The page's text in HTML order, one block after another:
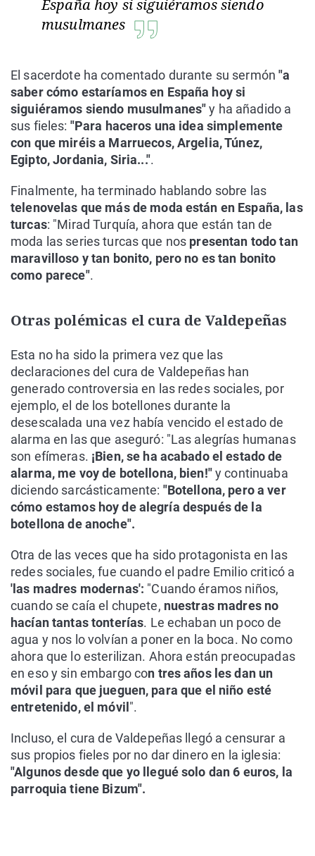
España hoy si siguiéramos siendo
musulmanes
El sacerdote ha comentado durante su sermón "a
saber cómo estaríamos en España hoy si
siguiéramos siendo musulmanes"y ha añadido a
sus fieles: "Para haceros una idea simplemente
con que miréis a Marruecos, Argelia, Túnez,
Egipto, Jordania, Siria...".
Finalmente, ha terminado hablando sobre las
telenovelas que más de moda están en España, las
turcas: "Mirad Turquía, ahora que están tan de
moda las series turcas que nos presentan todo tan
maravilloso y tan bonito, pero no es tan bonito
como parece".
Otras polémicas el cura de Valdepeñas
Esta no ha sido la primera vez que las
declaraciones del cura de Valdepeñas han
generado controversia en las redes sociales, por
ejemplo, el de los botellones durante la
desescalada una vez había vencido el estado de
alarma en las que aseguró: "Las alegrías humanas
son efímeras. ¡Bien, se ha acabado el estado de
alarma, me voy de botellona, bien!"y continuaba
diciendo sarcásticamente: "Botellona, pero a ver
cómo estamos hoy de alegría después de la
botellona de anoche".
Otra de las veces que ha sido protagonista en las
redes sociales, fue cuando el padre Emilio criticó a
'las madres modernas': "Cuando éramos niños,
cuando se caía el chupete, nuestras madres no
hacían tantas tonterías. Le echaban un poco de
agua y nos lo volvían a poner en la boca. No como
ahora que lo esterilizan. Ahora están preocupadas
en eso y sin embargo con tres años les dan un
móvil para que jueguen, para que el niño esté
entretenido, el móvil ".
Incluso, el cura de Valdepeñas llegó a censurar a
sus propios fieles por no dar dinero en la iglesia:
"Algunos desde que yo llegué solo dan 6 euros, la
parroquia tiene Bizum".